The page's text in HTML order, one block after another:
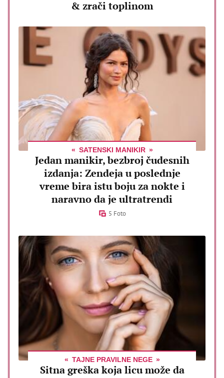
& zrači toplinom
SATENSKI MANIKIR
Jedan manikir, bezbroj čudesnih
izdanja: Zendeja u poslednje
vreme bira istu boju za nokte i
naravno da je ultratrendi
5 Foto
TAJNE PRAVILNE NEGE
Sitna greška koja licu može da